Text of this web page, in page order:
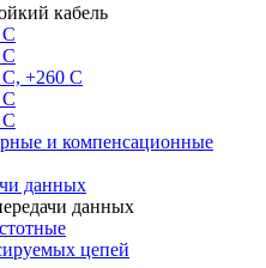
кабель
С
+260 С
С
и компенсационные
данных
данных
цепей